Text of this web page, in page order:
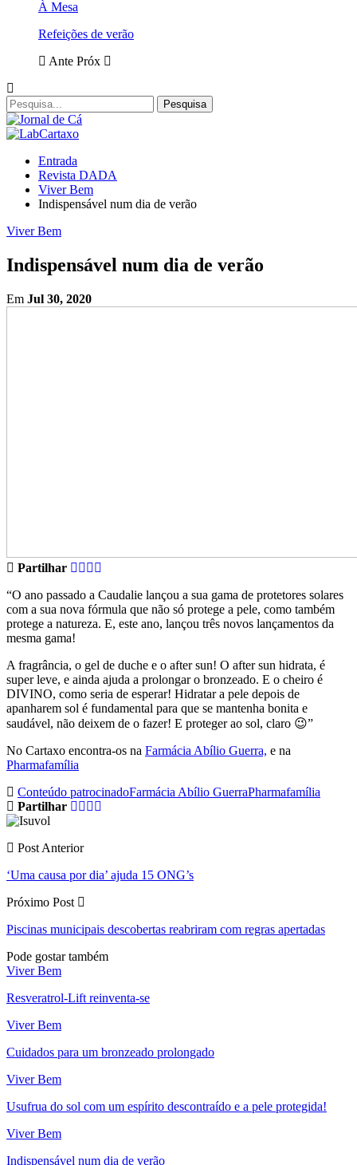
À Mesa
Refeições de verão
Ante Próx
Entrada
Revista DADA
Viver Bem
Indispensável num dia de verão
Viver Bem
Indispensável num dia de verão
Em Jul 30, 2020
Partilhar
“O ano passado a Caudalie lançou a sua gama de protetores solares
com a sua nova fórmula que não só protege a pele, como também
protege a natureza. E, este ano, lançou três novos lançamentos da
mesma gama!
A fragrância, o gel de duche e o after sun! O after sun hidrata, é
super leve, e ainda ajuda a prolongar o bronzeado. E o cheiro é
DIVINO, como seria de esperar! Hidratar a pele depois de
apanharem sol é fundamental para que se mantenha bonita e
saudável, não deixem de o fazer! E proteger ao sol, claro 😉”
No Cartaxo encontra-os na Farmácia Abílio Guerra, e na
Pharmafamília
Conteúdo patrocinadoFarmácia Abílio GuerraPharmafamília
Partilhar
Post Anterior
‘Uma causa por dia’ ajuda 15 ONG’s
Próximo Post
Piscinas municipais descobertas reabriram com regras apertadas
Pode gostar também
Viver Bem
Resveratrol-Lift reinventa-se
Viver Bem
Cuidados para um bronzeado prolongado
Viver Bem
Usufrua do sol com um espírito descontraído e a pele protegida!
Viver Bem
Indispensável num dia de verão